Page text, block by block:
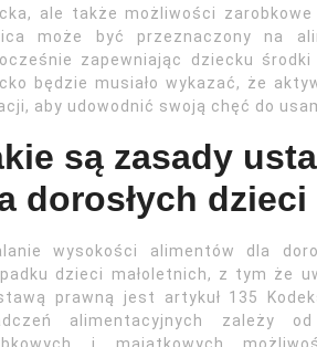
ale także możliwości
może być przeznaczony na
zapewniając dziecku
będzie musiało wykazać, że
aby udowodnić swoją chęć do
są zasady
dorosłych dzieci
wysokości alimentów dla
dzieci małoletnich, z tym że
prawną jest artykuł 135
alimentacyjnych zależy